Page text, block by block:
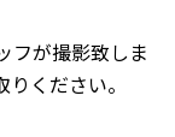
フが撮影致しま
ください。